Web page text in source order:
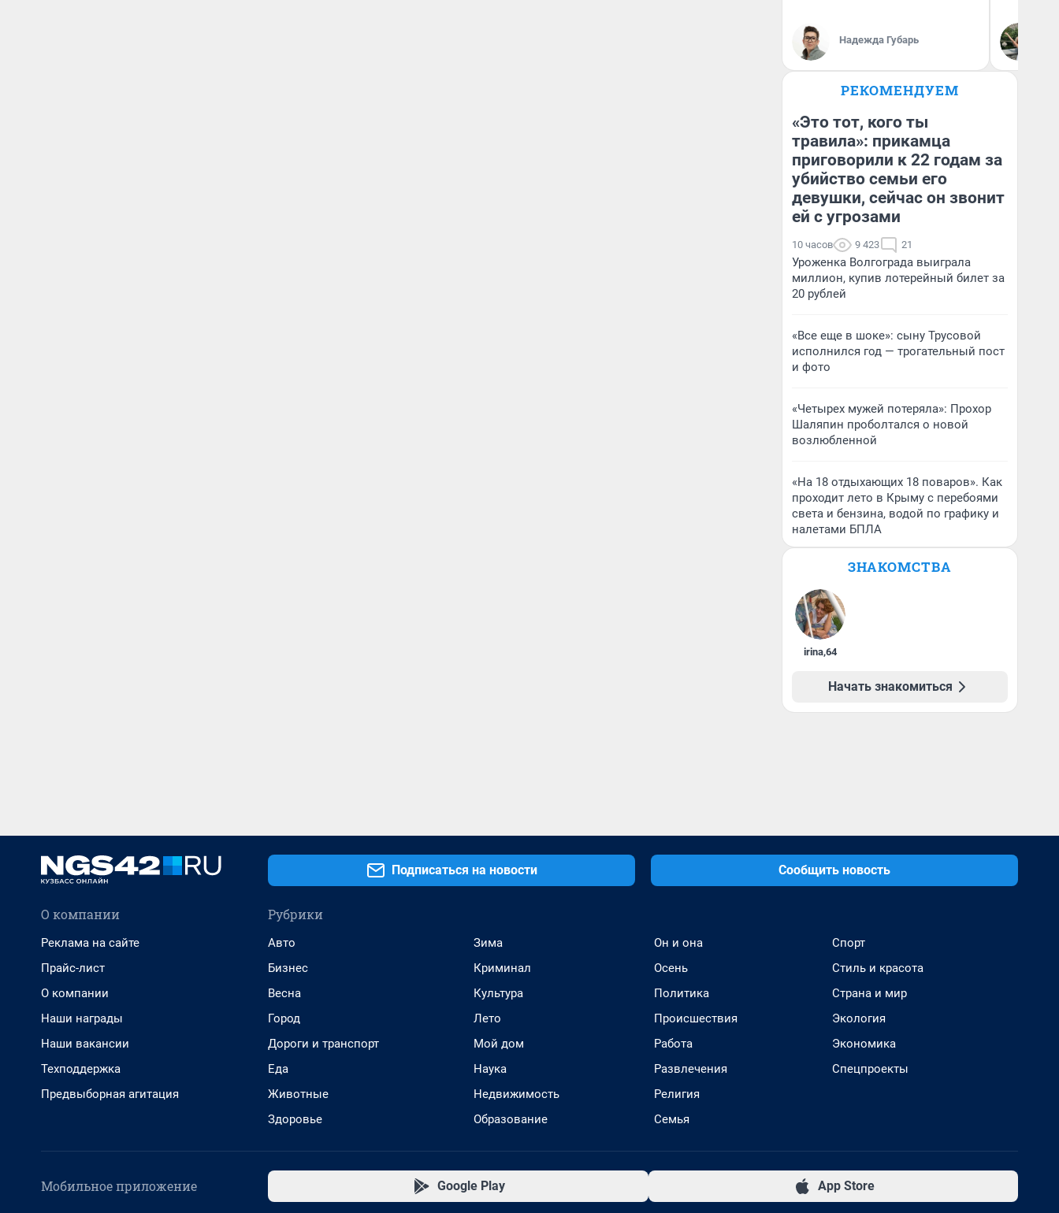
Надежда Губарь
РЕКОМЕНДУЕМ
«Это тот, кого ты
травила»: прикамца
приговорили к 22 годам за
убийство семьи его
девушки, сейчас он звонит
ей с угрозами
10 часов 9 423 21
Уроженка Волгограда выиграла
миллион, купив лотерейный билет за
20 рублей
«Все еще в шоке»: сыну Трусовой
исполнился год — трогательный пост
и фото
«Четырех мужей потеряла»: Прохор
Шаляпин проболтался о новой
возлюбленной
«На 18 отдыхающих 18 поваров». Как
проходит лето в Крыму с перебоями
света и бензина, водой по графику и
налетами БПЛА
ЗНАКОМСТВА
irina,64
Начать знакомиться
Подписаться на новости Сообщить новость
О компании
Реклама на сайте
Прайс-лист
О компании
Наши награды
Наши вакансии
Техподдержка
Предвыборная агитация
Рубрики
Авто
Бизнес
Весна
Город
Дороги и транспорт
Еда
Животные
Здоровье
Зима
Криминал
Культура
Лето
Мой дом
Наука
Недвижимость
Образование
Он и она
Осень
Политика
Происшествия
Работа
Развлечения
Религия
Семья
Спорт
Стиль и красота
Страна и мир
Экология
Экономика
Спецпроекты
Мобильное приложение Google Play App Store